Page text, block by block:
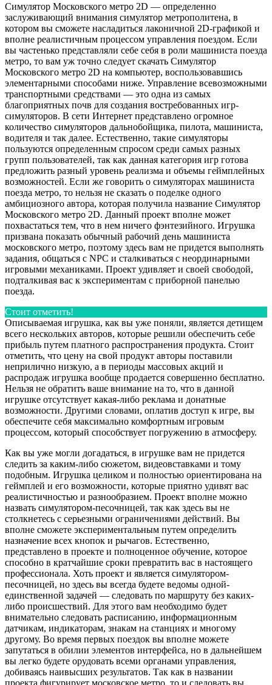
Симулятор Московского метро 2D — определенно
заслуживающий внимания симулятор метрополитена, в
котором вы сможете насладиться лаконичной 2D-графикой и
вполне реалистичным процессом управления поездом. Если
вы частенько представляли себе себя в роли машиниста поезда
метро, то вам уж точно следует скачать Симулятор
Московского метро 2D на компьютер, воспользовавшись
элементарными способами ниже. Управление всевозможными
транспортными средствами — это одна из самых
благоприятных почв для создания востребованных игр-
симуляторов. В сети Интернет представлено огромное
количество симуляторов дальнобойщика, пилота, машиниста,
водителя и так далее. Естественно, такие симуляторы
пользуются определенным спросом среди самых разных
групп пользователей, так как данная категория игр готова
предложить разный уровень реализма и объемы геймплейных
возможностей. Если же говорить о симуляторах машиниста
поезда метро, то нельзя не сказать о поделке одного
амбициозного автора, которая получила название Симулятор
Московского метро 2D. Данный проект вполне может
похвастаться тем, что в нем ничего фэнтезийного. Игрушка
призвана показать обычный рабочий день машиниста
московского метро, поэтому здесь вам не придется выполнять
задания, общаться с NPC и сталкиваться с неординарными
игровыми механиками. Проект удивляет и своей свободой,
подталкивая вас к экспериментам с приборной панелью
поезда.
Стоит отметить!
Описываемая игрушка, как вы уже поняли, является детищем
всего нескольких авторов, которые решили обеспечить себе
прибыль путем платного распространения продукта. Стоит
отметить, что цену на свой продукт авторы поставили
неприлично низкую, а в периоды массовых акций и
распродаж игрушка вообще продается совершенно бесплатно.
Нельзя не обратить ваше внимание на то, что в данной
игрушке отсутствует какая-либо реклама и донатные
возможности. Другими словами, оплатив доступ к игре, вы
обеспечите себя максимально комфортным игровым
процессом, который способствует погружению в атмосферу.
Как вы уже могли догадаться, в игрушке вам не придется
следить за каким-либо сюжетом, видеовставками и тому
подобным. Игрушка целиком и полностью ориентирована на
геймплей и его возможности, которые приятно удивят вас
реалистичностью и разнообразием. Проект вполне можно
назвать симулятором-песочницей, так как здесь вы не
столкнетесь с серьезными ограничениями действий. Вы
вполне сможете экспериментальным путем определить
назначение всех кнопок и рычагов. Естественно,
представлено в проекте и полноценное обучение, которое
способно в кратчайшие сроки превратить вас в настоящего
профессионала. Хоть проект и является симулятором-
песочницей, но здесь вы всегда будете ведомы одной-
единственной задачей — следовать по маршруту без каких-
либо происшествий. Для этого вам необходимо будет
внимательно следовать расписанию, информационным
датчикам, индикаторам, знакам на станциях и многому
другому. Во время первых поездок вы вполне можете
запутаться в обилии элементов интерфейса, но в дальнейшем
вы легко будете орудовать всеми органами управления,
добиваясь наивысших результатов. Так как в названии
проекта фигурирует московское метро, то и следовать вы